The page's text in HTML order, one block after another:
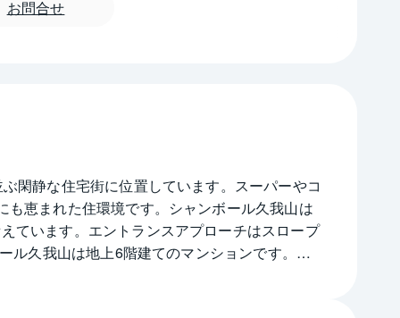
お問合せ
閑静な住宅街に位置しています。スーパーやコ
恵まれた住環境です。シャンボール久我山は
ています。エントランスアプローチはスロープ
ル久我山は地上6階建てのマンションです。築